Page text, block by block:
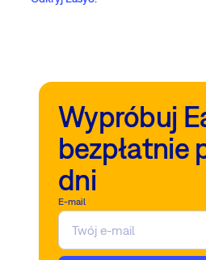
Wypróbuj
bezpłatnie
dni
E-mail